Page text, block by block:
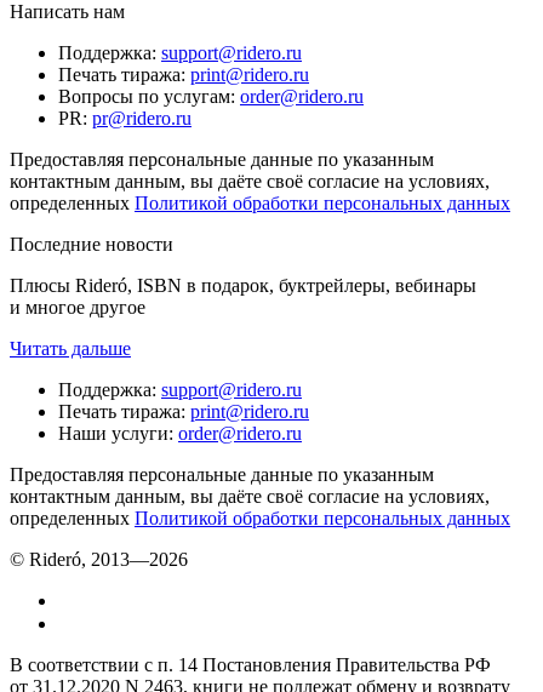
Написать нам
Поддержка: support@ridero.ru
Печать тиража: print@ridero.ru
Вопросы по услугам: order@ridero.ru
PR: pr@ridero.ru
Предоставляя персональные данные по указанным
контактным данным, вы даёте своё согласие на условиях,
определенных Политикой обработки персональных данных
Последние новости
Плюсы Rideró, ISBN в подарок, буктрейлеры, вебинары
и многое другое
Читать дальше
Поддержка: support@ridero.ru
Печать тиража: print@ridero.ru
Наши услуги: order@ridero.ru
Предоставляя персональные данные по указанным
контактным данным, вы даёте своё согласие на условиях,
определенных Политикой обработки персональных данных
© Rideró, 2013—2026
В соответствии с п. 14 Постановления Правительства РФ
от 31.12.2020 N 2463, книги не подлежат обмену и возврату